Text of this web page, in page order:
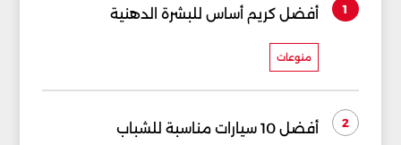
1 أفضل كريم أساس للبشرة الدهنية
منوعات
2 أفضل 10 سيارات مناسبة للشباب